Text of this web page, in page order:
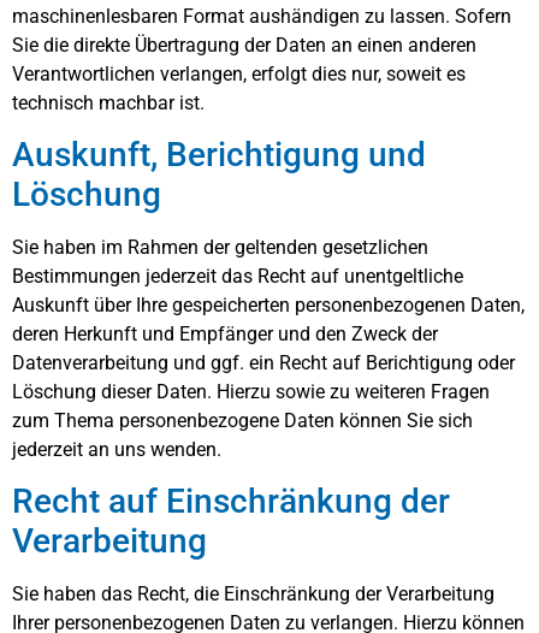
maschinenlesbaren Format aushändigen zu lassen. Sofern
Sie die direkte Übertragung der Daten an einen anderen
Verantwortlichen verlangen, erfolgt dies nur, soweit es
technisch machbar ist.
Auskunft, Berichtigung und
Löschung
Sie haben im Rahmen der geltenden gesetzlichen
Bestimmungen jederzeit das Recht auf unentgeltliche
Auskunft über Ihre gespeicherten personenbezogenen Daten,
deren Herkunft und Empfänger und den Zweck der
Datenverarbeitung und ggf. ein Recht auf Berichtigung oder
Löschung dieser Daten. Hierzu sowie zu weiteren Fragen
zum Thema personenbezogene Daten können Sie sich
jederzeit an uns wenden.
Recht auf Einschränkung der
Verarbeitung
Sie haben das Recht, die Einschränkung der Verarbeitung
Ihrer personenbezogenen Daten zu verlangen. Hierzu können